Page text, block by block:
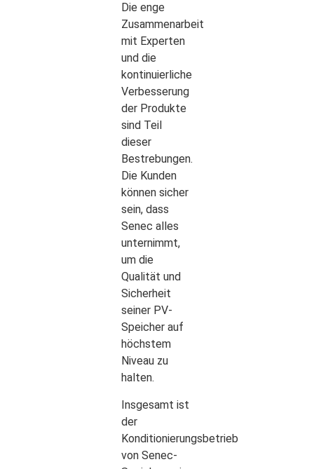
Die enge
Zusammenarbeit
mit Experten
und die
kontinuierliche
Verbesserung
der Produkte
sind Teil
dieser
Bestrebungen.
Die Kunden
können sicher
sein, dass
Senec alles
unternimmt,
um die
Qualität und
Sicherheit
seiner PV-
Speicher auf
höchstem
Niveau zu
halten.
Insgesamt ist
der
Konditionierungsbetrieb
von Senec-